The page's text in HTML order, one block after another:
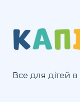
Все для дітей в